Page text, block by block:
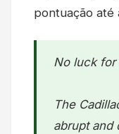
pontuação até
No luck for
The
abrupt and